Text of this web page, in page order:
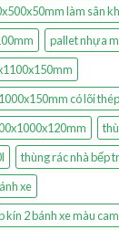
làm sân
pallet nhựa
có lõi thép
thùng rác nhà bếp
xe
kín 2 bánh xe màu cam